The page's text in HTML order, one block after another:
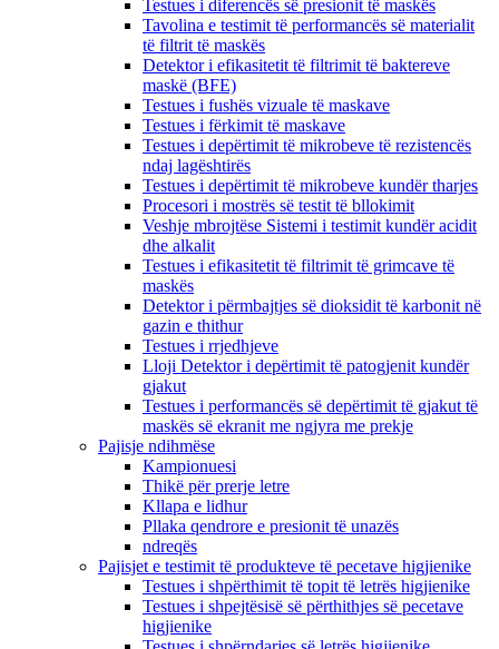
Testues i diferencës së presionit të maskës
Tavolina e testimit të performancës së materialit
të filtrit të maskës
Detektor i efikasitetit të filtrimit të baktereve
maskë (BFE)
Testues i fushës vizuale të maskave
Testues i fërkimit të maskave
Testues i depërtimit të mikrobeve të rezistencës
ndaj lagështirës
Testues i depërtimit të mikrobeve kundër tharjes
Procesori i mostrës së testit të bllokimit
Veshje mbrojtëse Sistemi i testimit kundër acidit
dhe alkalit
Testues i efikasitetit të filtrimit të grimcave të
maskës
Detektor i përmbajtjes së dioksidit të karbonit në
gazin e thithur
Testues i rrjedhjeve
Lloji Detektor i depërtimit të patogjenit kundër
gjakut
Testues i performancës së depërtimit të gjakut të
maskës së ekranit me ngjyra me prekje
Pajisje ndihmëse
Kampionuesi
Thikë për prerje letre
Kllapa e lidhur
Pllaka qendrore e presionit të unazës
ndreqës
Pajisjet e testimit të produkteve të pecetave higjienike
Testues i shpërthimit të topit të letrës higjienike
Testues i shpejtësisë së përthithjes së pecetave
higjienike